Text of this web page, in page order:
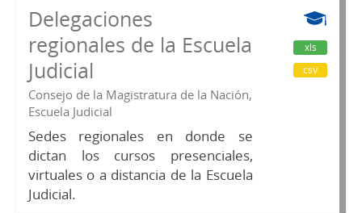
Delegaciones
regionales de la Escuela
Judicial
Consejo de la Magistratura de la Nación,
Escuela Judicial
Sedes regionales en donde se
dictan los cursos presenciales,
virtuales o a distancia de la Escuela
Judicial.
xls
csv